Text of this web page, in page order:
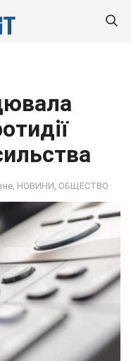
НОВИНИ ОБЩЕСТВО